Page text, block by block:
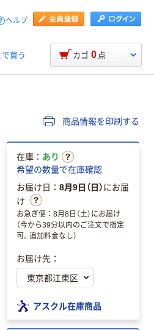
ヘルプ
で買う カゴ 0 点
商品情報を印刷する
在庫： あり
希望の数量で在庫確認
お届け日： 8月9日（日）にお届
け
お急ぎ便：8月8日（土）にお届け
（今から39分以内のご注文で指定
可。追加料金なし）
お届け先：
アスクル在庫商品